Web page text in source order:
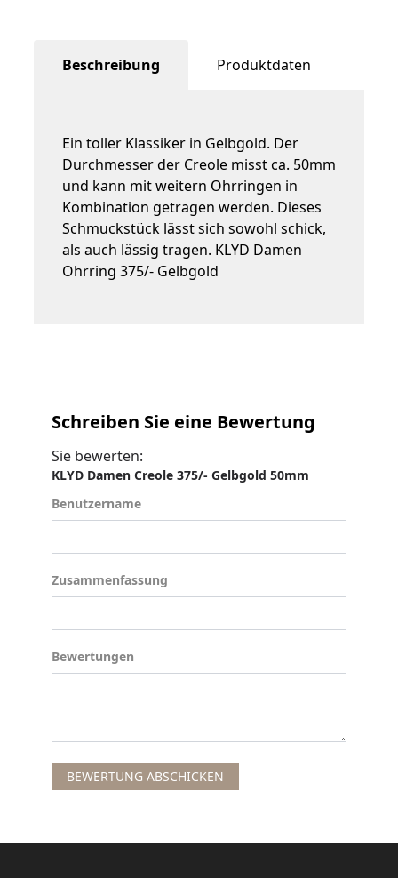
Beschreibung Produktdaten
Ein toller Klassiker in Gelbgold. Der
Durchmesser der Creole misst ca. 50mm
und kann mit weitern Ohrringen in
Kombination getragen werden. Dieses
Schmuckstück lässt sich sowohl schick,
als auch lässig tragen. KLYD Damen
Ohrring 375/- Gelbgold
Schreiben Sie eine Bewertung
Sie bewerten:
KLYD Damen Creole 375/- Gelbgold 50mm
Benutzername
Benutzername
Zusammenfassung
Zusammenfassung
Bewertungen
Bewertungen
BEWERTUNG ABSCHICKEN